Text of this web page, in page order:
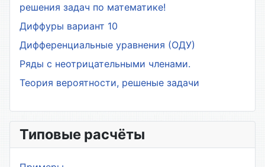
решения задач по математике!
Диффуры вариант 10
Дифференциальные уравнения (ОДУ)
Ряды с неотрицательными членами.
Теория вероятности, решеные задачи
Типовые расчёты